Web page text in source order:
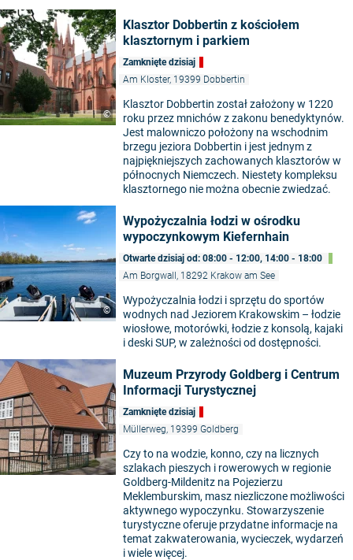
©
Klasztor Dobbertin z kościołem
klasztornym i parkiem
Zamknięte dzisiaj
Am Kloster, 19399 Dobbertin
Klasztor Dobbertin został założony w 1220
roku przez mnichów z zakonu benedyktynów.
Jest malowniczo położony na wschodnim
brzegu jeziora Dobbertin i jest jednym z
najpiękniejszych zachowanych klasztorów w
północnych Niemczech. Niestety kompleksu
klasztornego nie można obecnie zwiedzać.
©
Wypożyczalnia łodzi w ośrodku
wypoczynkowym Kiefernhain
Otwarte dzisiaj od: 08:00 - 12:00, 14:00 - 18:00
Am Borgwall, 18292 Krakow am See
Wypożyczalnia łodzi i sprzętu do sportów
wodnych nad Jeziorem Krakowskim – łodzie
wiosłowe, motorówki, łodzie z konsolą, kajaki
i deski SUP, w zależności od dostępności.
Muzeum Przyrody Goldberg i Centrum
Informacji Turystycznej
Zamknięte dzisiaj
Müllerweg, 19399 Goldberg
Czy to na wodzie, konno, czy na licznych
szlakach pieszych i rowerowych w regionie
Goldberg-Mildenitz na Pojezierzu
Meklemburskim, masz niezliczone możliwości
aktywnego wypoczynku. Stowarzyszenie
turystyczne oferuje przydatne informacje na
temat zakwaterowania, wycieczek, wydarzeń
i wiele więcej.